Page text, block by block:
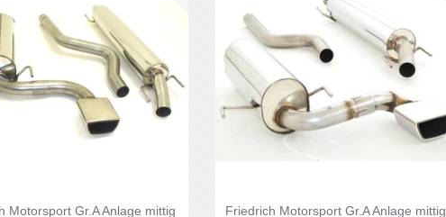
Motorsport Gr.A Anlage mittig Friedrich Motorsport Gr.A Anlage mittig